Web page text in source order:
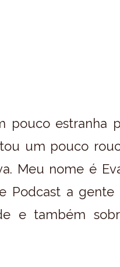
pouco estranha
um pouco
Meu nome é
Podcast a gente
e também